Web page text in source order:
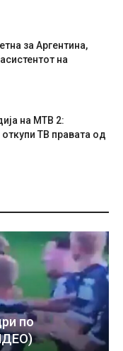
за Аргентина,
на
на МТВ 2:
ТВ правата од
по